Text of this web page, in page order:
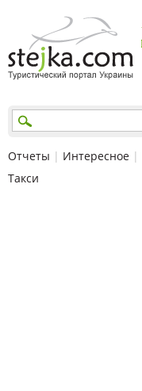
Отчеты | Интересное |
Такси